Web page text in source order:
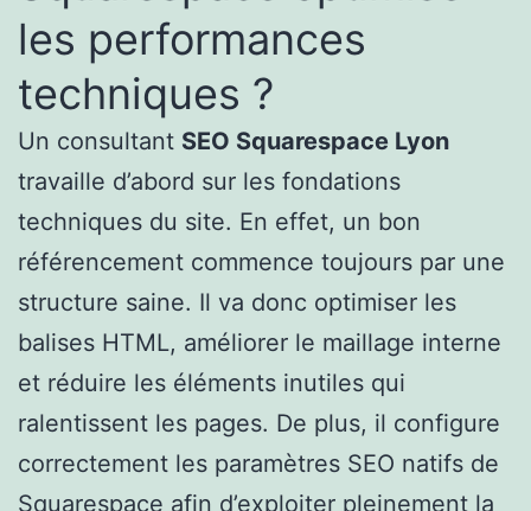
les performances
techniques ?
Un consultant SEO Squarespace Lyon
travaille d’abord sur les fondations
techniques du site. En effet, un bon
référencement commence toujours par une
structure saine. Il va donc optimiser les
balises HTML, améliorer le maillage interne
et réduire les éléments inutiles qui
ralentissent les pages. De plus, il configure
correctement les paramètres SEO natifs de
Squarespace afin d’exploiter pleinement la